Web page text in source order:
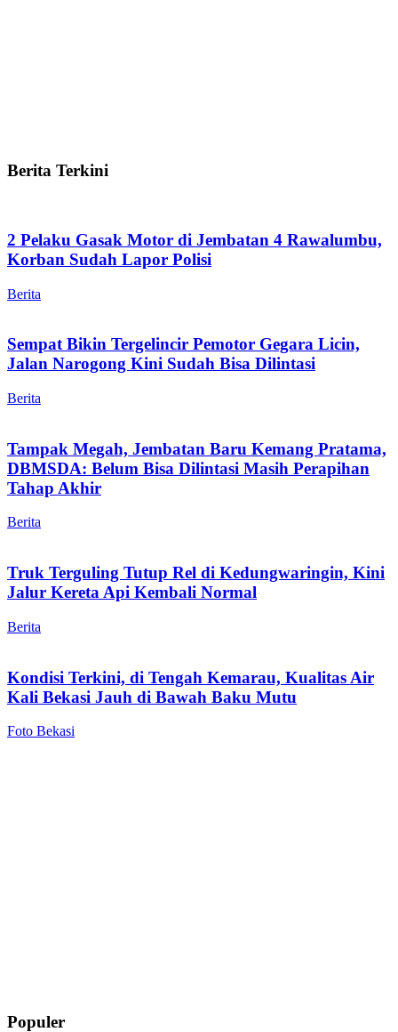
Berita Terkini
2 Pelaku Gasak Motor di Jembatan 4 Rawalumbu,
Korban Sudah Lapor Polisi
Berita
Sempat Bikin Tergelincir Pemotor Gegara Licin,
Jalan Narogong Kini Sudah Bisa Dilintasi
Berita
Tampak Megah, Jembatan Baru Kemang Pratama,
DBMSDA: Belum Bisa Dilintasi Masih Perapihan
Tahap Akhir
Berita
Truk Terguling Tutup Rel di Kedungwaringin, Kini
Jalur Kereta Api Kembali Normal
Berita
Kondisi Terkini, di Tengah Kemarau, Kualitas Air
Kali Bekasi Jauh di Bawah Baku Mutu
Foto Bekasi
Populer